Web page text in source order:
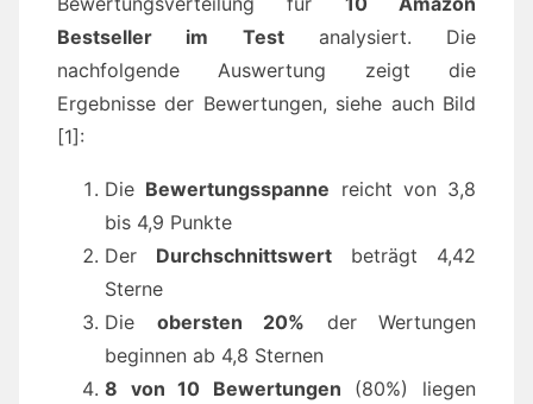
Bestseller im Testanalysiert. Die
nachfolgende Auswertung zeigt die
Ergebnisse der Bewertungen, siehe auch Bild
[1]:
Die Bewertungsspanne reicht von 3,8
bis 4,9 Punkte
Der Durchschnittswert beträgt 4,42
Sterne
Die obersten 20% der Wertungen
beginnen ab 4,8 Sternen
8 von 10 Bewertungen (80%) liegen